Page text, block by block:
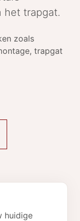
het trapgat.
zoals
trapgat
huidige